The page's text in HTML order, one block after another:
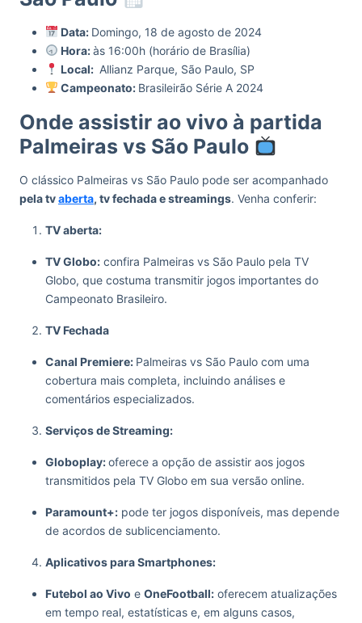
Data: Domingo, 18 de agosto de 2024
Hora:às 16:00h (horário de Brasília)
Local: Allianz Parque, São Paulo, SP
Campeonato: Brasileirão Série A 2024
Onde assistir ao vivo à partida
Palmeiras vs São Paulo
O clássico Palmeiras vs São Paulo pode ser acompanhado
pela tvaberta, tv fechada e streamings. Venha conferir:
TV aberta:
TV Globo: confira Palmeiras vs São Paulo pela TV
Globo, que costuma transmitir jogos importantes do
Campeonato Brasileiro.
TV Fechada
Canal Premiere: Palmeiras vs São Paulo com uma
cobertura mais completa, incluindo análises e
comentários especializados.
Serviços de Streaming:
Globoplay:oferece a opção de assistir aos jogos
transmitidos pela TV Globo em sua versão online.
Paramount+: pode ter jogos disponíveis, mas depende
de acordos de sublicenciamento.
Aplicativos para Smartphones:
Futebol ao Vivo e OneFootball: oferecem atualizações
em tempo real, estatísticas e, em alguns casos,